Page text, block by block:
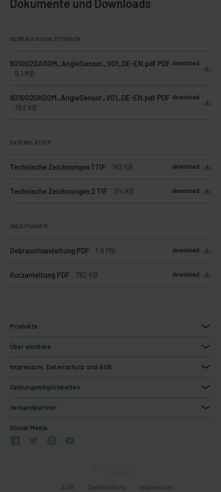
Dokumente und Downloads
GEBRAUCHSANLEITUNGEN
9010020A00M_AngleSensor_V01_DE-EN.pdf PDF
5.1 MB
download
9010020K00M_AngleSensor_V01_DE-EN.pdf PDF
762 KB
download
DATENBLÄTTER
Technische Zeichnungen 1 TIF 182 KB download
Technische Zeichnungen 2 TIF 174 KB download
ANLEITUNGEN
Gebrauchsanleitung PDF 1.9 MB download
Kurzanleitung PDF 762 KB download
Produkte
Über elostore
Impressum, Datenschutz und AGB
Zahlungsmöglichkeiten
Versandpartner
Social Media
AGB Datenschutz Impressum